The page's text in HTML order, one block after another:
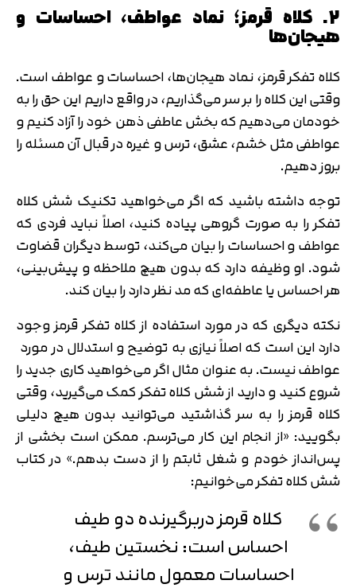
2. کلاه قرمز؛ نماد عواطف، احساسات و
هیجان‌ها
کلاه تفکر قرمز، نماد هیجان‌ها، احساسات و عواطف است.
وقتی این کلاه را بر سر می‌گذاریم، در واقع داریم این حق را به
خودمان می‌دهیم که بخش عاطفی ذهن خود را آزاد کنیم و
عواطفی مثل خشم، عشق، ترس و غیره در قبال آن مسئله را
بروز دهیم.
توجه داشته باشید که اگر می‌خواهید تکنیک شش کلاه
تفکر را به صورت گروهی پیاده‌ کنید، اصلاً نباید فردی که
عواطف و احساسات را بیان می‌کند، توسط دیگران قضاوت
شود. او وظیفه دارد که بدون هیچ ملاحظه و پیش‌بینی،
هر احساس یا عاطفه‌ای که مد نظر دارد را بیان کند.
نکته‌ دیگری که در مورد استفاده از کلاه تفکر قرمز وجود
دارد این است که اصلاً نیازی به توضیح و استدلال در مورد
عواطف نیست. به عنوان مثال اگر می‌خواهید کاری جدید را
شروع کنید و دارید از شش کلاه تفکر کمک می‌گیرید، وقتی
کلاه قرمز را به سر گذاشتید می‌توانید بدون هیچ دلیلی
بگویید: «از انجام این کار می‌ترسم. ممکن است بخشی از
پس‌انداز خودم و شغل ثابتم را از دست بدهم.» در کتاب
شش کلاه تفکر می‌خوانیم:
کلاه قرمز دربرگیرنده دو طیف
احساس است: نخستین طیف،
احساسات معمول مانند ترس و